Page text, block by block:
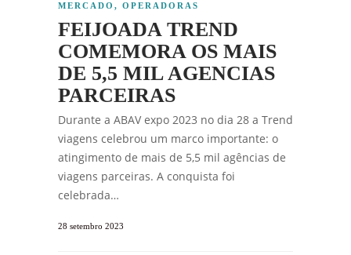
MERCADO , OPERADORAS
FEIJOADA TREND
COMEMORA OS MAIS
DE 5,5 MIL AGENCIAS
PARCEIRAS
Durante a ABAV expo 2023 no dia 28 a Trend
viagens celebrou um marco importante: o
atingimento de mais de 5,5 mil agências de
viagens parceiras. A conquista foi
celebrada…
28 setembro 2023